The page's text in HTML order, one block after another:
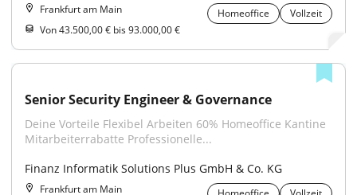
Frankfurt am Main Homeoffice
Vollzeit
Von 43.500,00 € bis 93.000,00 €
Senior Security Engineer & Governance
Deine Vorteile Flexibel Arbeiten 60% Homeoffice Kantine
Mitarbeiterrabatte Professionelle...
Finanz Informatik Solutions Plus GmbH & Co. KG
Frankfurt am Main